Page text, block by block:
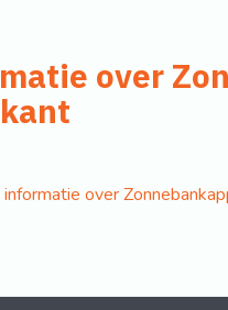
over
over